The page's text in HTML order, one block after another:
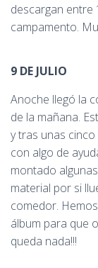
descargan entre
campamento.
9 DE JULIO
Anoche llegó la
de la mañana.
y tras unas
con algo de
montado
material por si
comedor.
álbum para que
queda nada!!!